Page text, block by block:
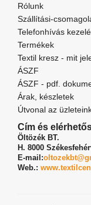
Rólunk
Szállítási-
Telefonhívás
Termékek
Textil kresz - mit
ÁSZF
ÁSZF - pdf.
Árak, készletek
Útvonal az
Cím és
Öltözék BT.
H. 8000
E-mail:
Web.: